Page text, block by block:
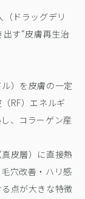
ドラッグデリ
す“皮膚再生治
）を皮膚の一定
RF）エネルギ
、コラーゲン産
皮層）に直接熱
穴改善・ハリ感
点が大きな特徴